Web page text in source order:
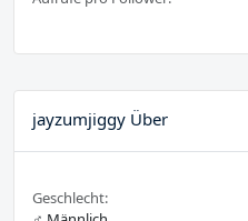
jayzumjiggy Über
Geschlecht: